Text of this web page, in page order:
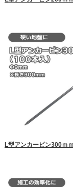
L型アンカーピン300ｍ